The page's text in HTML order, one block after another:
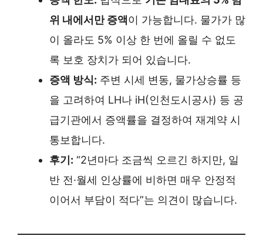
위 내에서만 증액이 가능합니다. 물가가 많
이 올라도 5% 이상 한 번에 올릴 수 없도
록 보호 장치가 되어 있습니다.
증액 방식: 주변 시세 변동, 물가상승률 등
을 고려하여 LH나 iH(인천도시공사) 등 공
급기관에서 증액률을 결정하여 재계약 시
통보합니다.
후기: “2년마다 조금씩 오르긴 하지만, 일
반 전·월세 인상률에 비하면 매우 안정적
이어서 부담이 적다”는 의견이 많습니다.